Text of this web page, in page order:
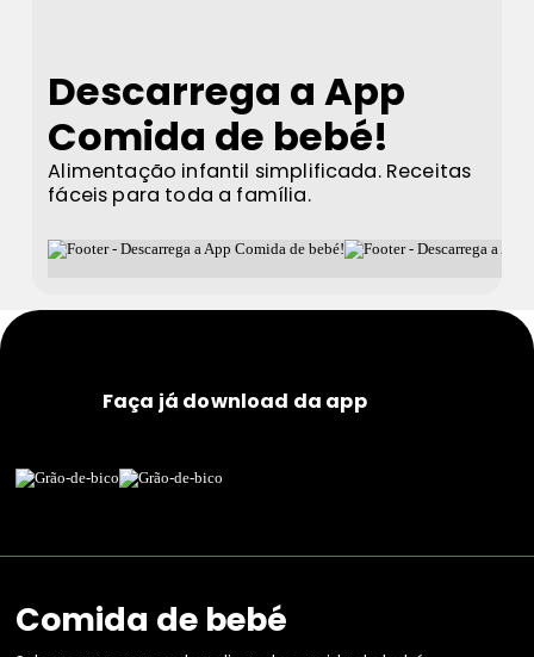
Descarrega a App
Comida de bebé!
Alimentação infantil simplificada. Receitas
fáceis para toda a família.
Comida de bebé
Faça já download da app